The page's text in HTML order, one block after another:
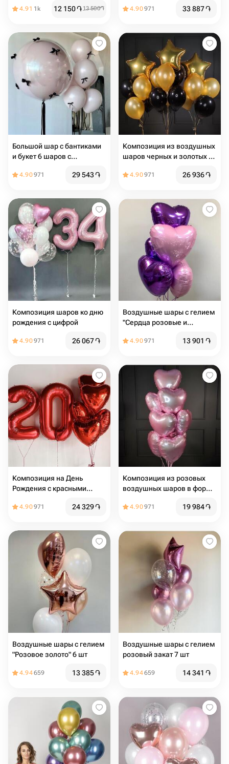
4.91 1k 12 150֏13 500֏ 4.90971 33 887֏
Большой шар с бантиками
и букет 6 шаров с
4.90971 29 543֏
Композиция из воздушных
шаров черных и золотых со
4.90971 26 936֏
Композиция шаров ко дню
рождения с цифрой
4.90971 26 067֏
Воздушные шары с гелием
"Сердца розовые и
4.90971 13 901 ֏
Композиция на День
Рождения с красными
4.90971 24 329֏
Композиция из розовых
воздушных шаров в форме
4.90971 19 984֏
Воздушные шары с гелием
"Розовое золото" 6 шт
4.94659 13 385֏
Воздушные шары с гелием
розовый закат 7 шт
4.94659 14 341 ֏